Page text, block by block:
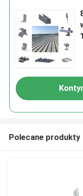
Polecane produkty